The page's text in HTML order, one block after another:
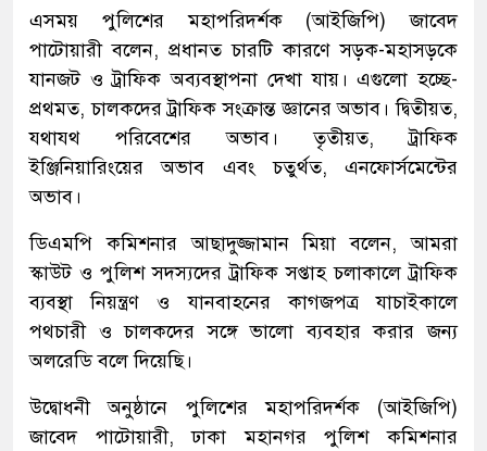
এসময় পুলিশের মহাপরিদর্শক (আইজিপি) জাবেদ
পাটোয়ারী বলেন, প্রধানত চারটি কারণে সড়ক-মহাসড়কে
যানজট ও ট্রাফিক অব্যবস্থাপনা দেখা যায়। এগুলো হচ্ছে-
প্রথমত, চালকদের ট্রাফিক সংক্রান্ত জ্ঞানের অভাব। দ্বিতীয়ত,
যথাযথ পরিবেশের অভাব। তৃতীয়ত, ট্রাফিক
ইঞ্জিনিয়ারিংয়ের অভাব এবং চতুর্থত, এনফোর্সমেন্টের
অভাব।
ডিএমপি কমিশনার আছাদুজ্জামান মিয়া বলেন, আমরা
স্কাউট ও পুলিশ সদস্যদের ট্রাফিক সপ্তাহ চলাকালে ট্রাফিক
ব্যবস্থা নিয়ন্ত্রণ ও যানবাহনের কাগজপত্র যাচাইকালে
পথচারী ও চালকদের সঙ্গে ভালো ব্যবহার করার জন্য
অলরেডি বলে দিয়েছি।
উদ্বোধনী অনুষ্ঠানে পুলিশের মহাপরিদর্শক (আইজিপি)
জাবেদ পাটোয়ারী, ঢাকা মহানগর পুলিশ কমিশনার